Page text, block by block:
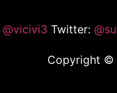
@vicivi3 Twitter:
Copyright ©